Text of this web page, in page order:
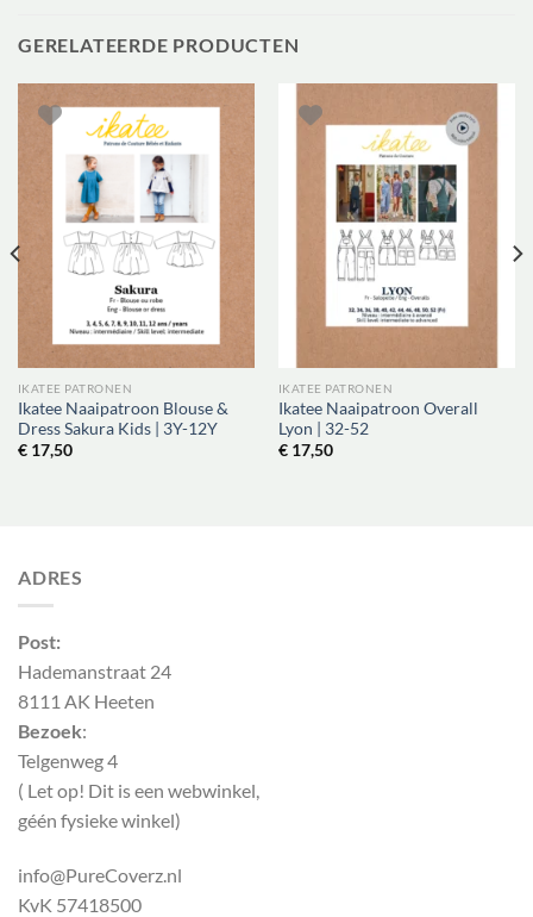
GERELATEERDE PRODUCTEN
IKATEE PATRONEN
Ikatee Naaipatroon Blouse &
Dress Sakura Kids | 3Y-12Y
€17,50
IKATEE PATRONEN
Ikatee Naaipatroon Overall
Lyon | 32-52
€17,50
ADRES
Post:
Hademanstraat 24
8111 AK Heeten
Bezoek:
Telgenweg 4
( Let op! Dit is een webwinkel,
géén fysieke winkel)
info@PureCoverz.nl
KvK 57418500